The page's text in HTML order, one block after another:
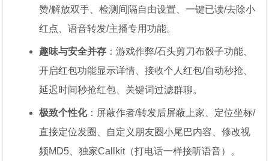
赞/解放双手、检测间隔自由设置、一键已读/去除小
红点、语音转发/主播专用功能。
趣味与安全并存 ：游戏作弊/石头剪刀布骰子功能、
开启红包功能显示详情、接收个人红包/自动秒抢、
延迟时间秒抢红包、关键词过滤群聊。
极致个性化：屏蔽作者/转发后屏蔽上家、定位坐标/
直接定位发圈、自定义朋友圈小尾巴内容、修改视
频MD5、独家Callkit（打电话一样接听语音）。